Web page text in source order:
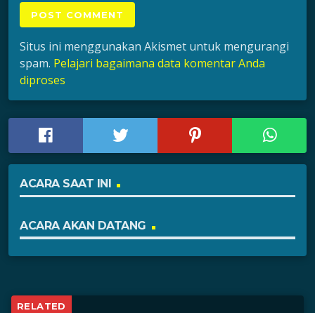
Situs ini menggunakan Akismet untuk mengurangi
spam. Pelajari bagaimana data komentar Anda
diproses
ACARA SAAT INI
ACARA AKAN DATANG
RELATED